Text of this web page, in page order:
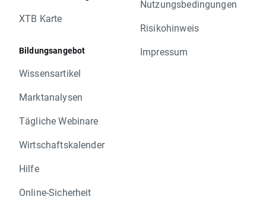
XTB Karte
Bildungsangebot
Wissensartikel
Marktanalysen
Tägliche Webinare
Wirtschaftskalender
Hilfe
Online-Sicherheit
Nutzungsbedingungen
Risikohinweis
Impressum